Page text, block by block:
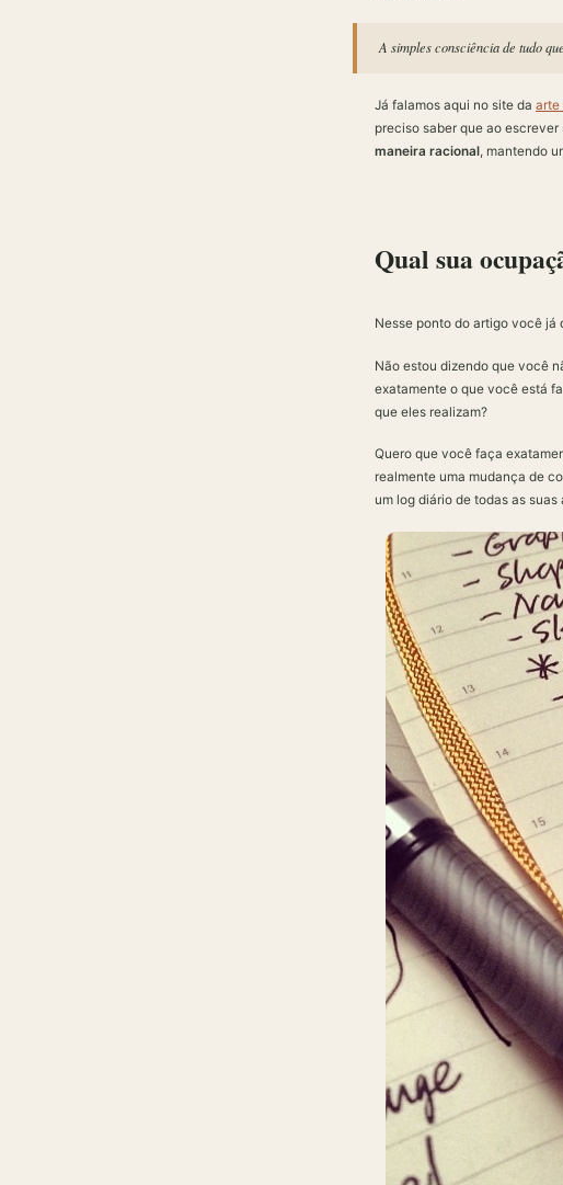
A simples consciência de tudo
Já falamos aqui no site da arte
preciso saber que ao escrever
maneira racional, mantendo
Qual sua
Nesse ponto do artigo você já
Não estou dizendo que você
exatamente o que você está
que eles realizam?
Quero que você faça
realmente uma mudança de
um log diário de todas as suas